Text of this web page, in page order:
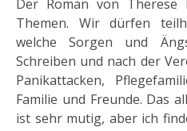
Der Roman von Therese
Themen. Wir dürfen
welche Sorgen und
Schreiben und nach der
Panikattacken,
Familie und Freunde. Das
ist sehr mutig, aber ich